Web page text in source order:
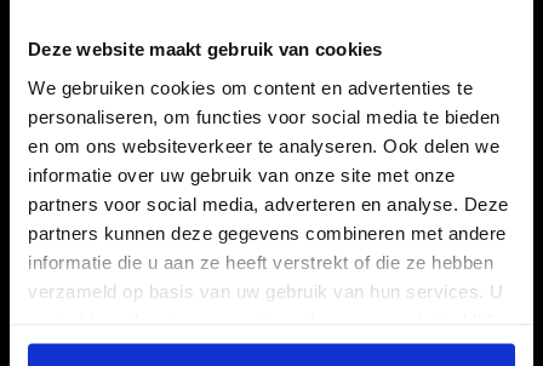
Deze website maakt gebruik van cookies
We gebruiken cookies om content en advertenties te
personaliseren, om functies voor social media te bieden
en om ons websiteverkeer te analyseren. Ook delen we
informatie over uw gebruik van onze site met onze
partners voor social media, adverteren en analyse. Deze
partners kunnen deze gegevens combineren met andere
informatie die u aan ze heeft verstrekt of die ze hebben
verzameld op basis van uw gebruik van hun services. U
gebruiken.
Vochtophoping (lymfedrainage)
Meettoestellen
Veelgestelde vragen
Veelgestelde vragen
Verzend- en transportkosten
Leveringstermijn